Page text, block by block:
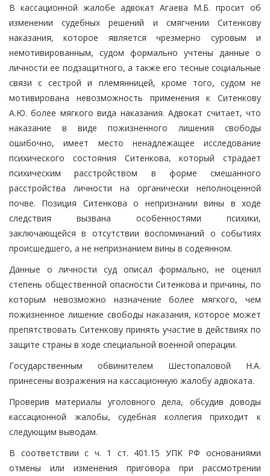
В кассационной жалобе адвокат Агаева М.Б. просит об
изменении судебных решений и смягчении Ситенкову
наказания, которое является чрезмерно суровым и
немотивированным, судом формально учтены данные о
личности ее подзащитного, а также его тесные социальные
связи с сестрой и племянницей, кроме того, судом не
мотивирована невозможность применения к Ситенкову
А.Ю. более мягкого вида наказания. Адвокат считает, что
наказание в виде пожизненного лишения свободы
ошибочно, имеет место ненадлежащее исследование
психического состояния Ситенкова, который страдает
психическим расстройством в форме смешанного
расстройства личности на органически неполноценной
почве. Позиция Ситенкова о непризнании вины в ходе
следствия вызвана особенностями психики,
заключающейся в отсутствии воспоминаний о событиях
происшедшего, а не непризнанием вины в содеянном.
Данные о личности суд описал формально, не оценил
степень общественной опасности Ситенкова и причины, по
которым невозможно назначение более мягкого, чем
пожизненное лишение свободы наказания, которое может
препятствовать Ситенкову принять участие в действиях по
защите страны в ходе специальной военной операции.
Государственным обвинителем Шестопаловой Н.А.
принесены возражения на кассационную жалобу адвоката.
Проверив материалы уголовного дела, обсудив доводы
кассационной жалобы, судебная коллегия приходит к
следующим выводам.
В соответствии с ч. 1 ст. 401.15 УПК РФ основаниями
отмены или изменения приговора при рассмотрении